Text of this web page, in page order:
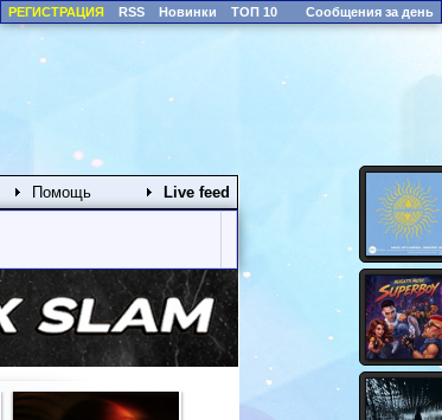
РЕГИСТРАЦИЯ RSS Новинки ТОП 10 Сообщения за день
Помощь Live feed